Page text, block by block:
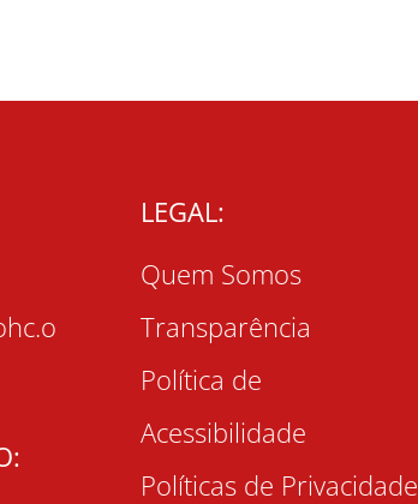
LEGAL:
Quem Somos
Transparência
Política de
Acessibilidade
Políticas de Privacidade